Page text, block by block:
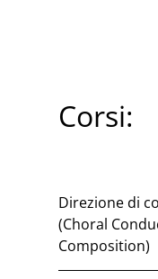
Corsi:
Direzione di
(Choral
Composition)